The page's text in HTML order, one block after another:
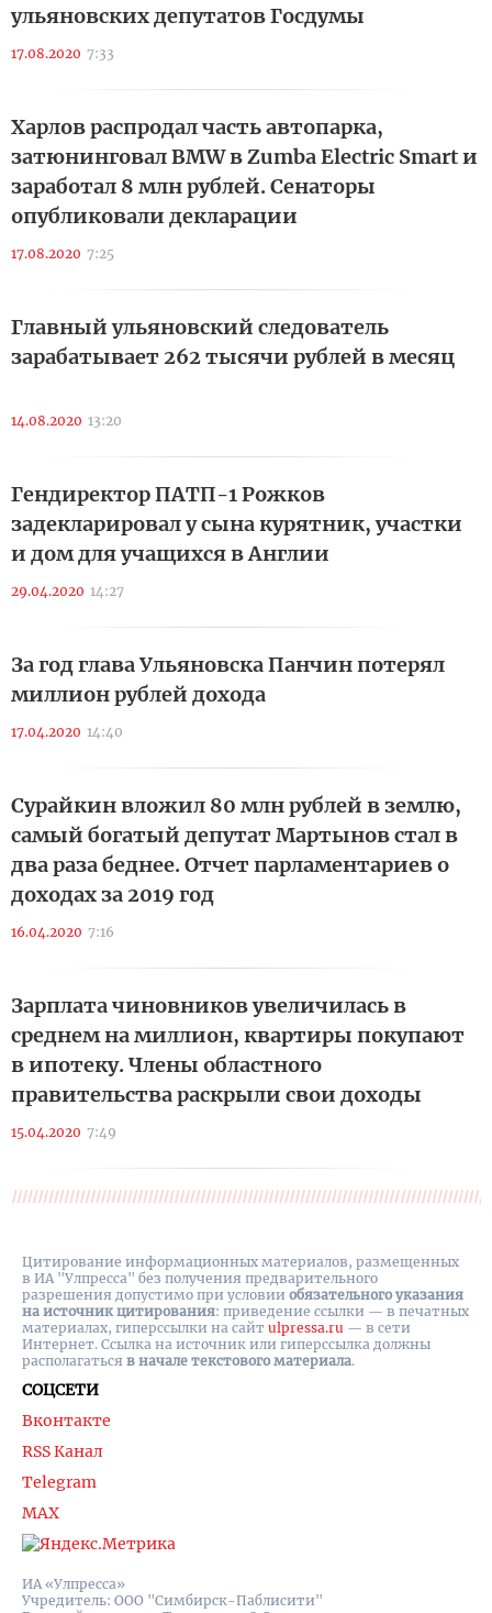
ульяновских депутатов Госдумы
17.08.2020 7:33
Харлов распродал часть автопарка,
затюнинговал BMW в Zumba Electric Smart и
заработал 8 млн рублей. Сенаторы
опубликовали декларации
17.08.2020 7:25
Главный ульяновский следователь
зарабатывает 262 тысячи рублей в месяц
14.08.2020 13:20
Гендиректор ПАТП-1 Рожков
задекларировал у сына курятник, участки
и дом для учащихся в Англии
29.04.2020 14:27
За год глава Ульяновска Панчин потерял
миллион рублей дохода
17.04.2020 14:40
Сурайкин вложил 80 млн рублей в землю,
самый богатый депутат Мартынов стал в
два раза беднее. Отчет парламентариев о
доходах за 2019 год
16.04.2020 7:16
Зарплата чиновников увеличилась в
среднем на миллион, квартиры покупают
в ипотеку. Члены областного
правительства раскрыли свои доходы
15.04.2020 7:49
ИА «Улпресса»
Учредитель: ООО "Симбирск-Паблисити"
СОЦСЕТИ
Вконтакте
RSS Канал
Telegram
MAX
Цитирование информационных материалов, размещенных
в ИА "Улпресса" без получения предварительного
разрешения допустимо при условии обязательного указания
на источник цитирования: приведение ссылки — в печатных
материалах, гиперссылки на cайт ulpressa.ru — в сети
Интернет. Ссылка на источник или гиперссылка должны
располагаться в начале текстового материала.